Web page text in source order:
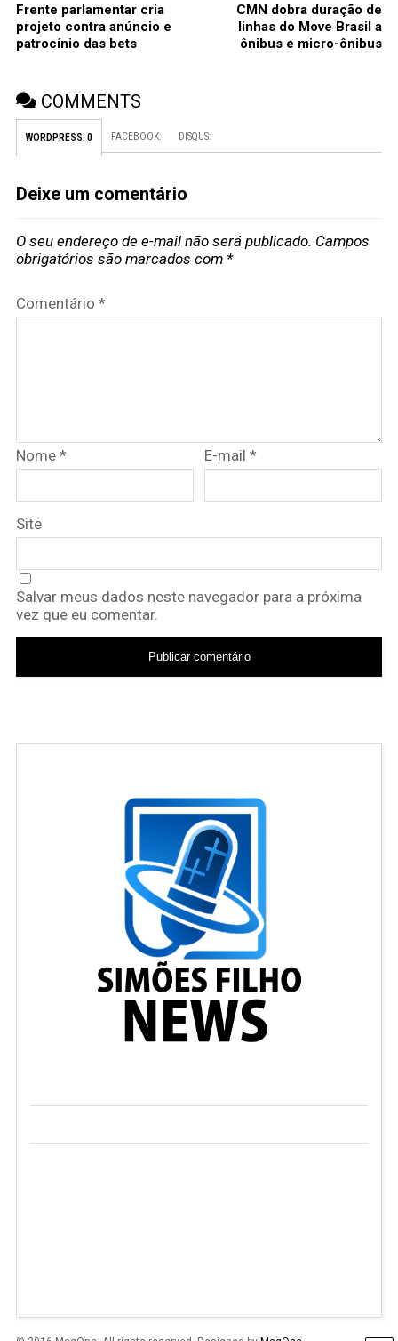
Frente parlamentar cria
projeto contra anúncio e
patrocínio das bets
CMN dobra duração de
linhas do Move Brasil a
ônibus e micro-ônibus
COMMENTS
WORDPRESS: 0 FACEBOOK: DISQUS:
Deixe um comentário
O seu endereço de e-mail não será publicado. Campos
obrigatórios são marcados com *
Comentário *
Nome * E-mail*
Site
Salvar meus dados neste navegador para a próxima
vez que eu comentar.